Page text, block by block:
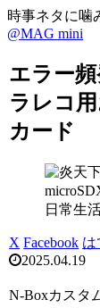
時事ネタに噛
@MAG mini
エラー
ラレコ
カード
日常生
X Facebook は
2025.04.19
N-Boxカスタ